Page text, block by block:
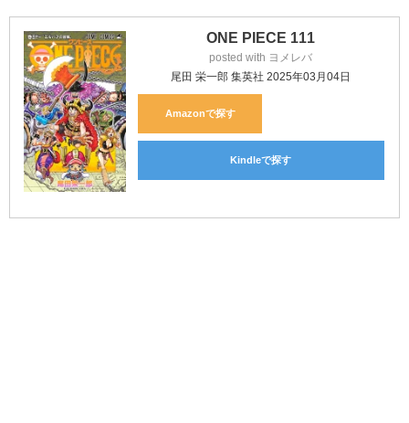
ONE PIECE 111
posted with ヨメレバ
尾田 栄一郎 集英社 2025年03月04日
Amazon
Kindle